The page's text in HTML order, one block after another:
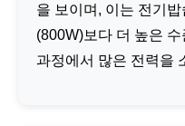
을 보이며, 이는 전기
(800W)보다 더 높은
과정에서 많은 전력을